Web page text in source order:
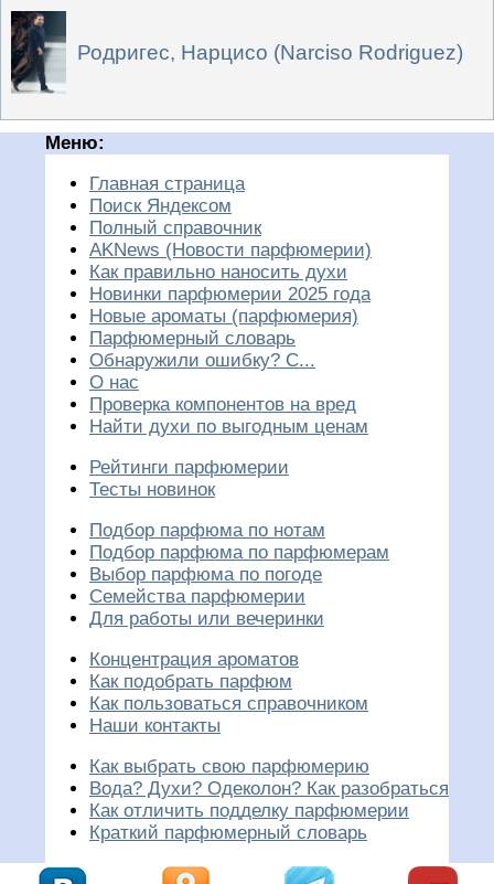
Родригес, Нарцисо (Narciso Rodriguez)
Меню:
Главная страница
Поиск Яндексом
Полный справочник
AKNews (Новости парфюмерии)
Как правильно наносить духи
Новинки парфюмерии 2025 года
Новые ароматы (парфюмерия)
Парфюмерный словарь
Обнаружили ошибку? С...
О нас
Проверка компонентов на вред
Найти духи по выгодным ценам
Рейтинги парфюмерии
Тесты новинок
Подбор парфюма по нотам
Подбор парфюма по парфюмерам
Выбор парфюма по погоде
Семейства парфюмерии
Для работы или вечеринки
Концентрация ароматов
Как подобрать парфюм
Как пользоваться справочником
Наши контакты
Как выбрать свою парфюмерию
Вода? Духи? Одеколон? Как разобраться
Как отличить подделку парфюмерии
Краткий парфюмерный словарь